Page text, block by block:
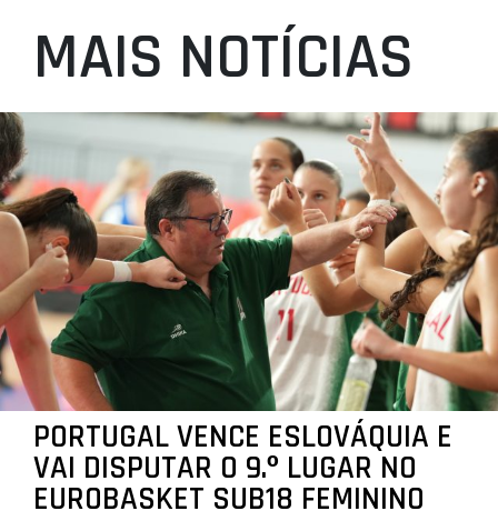
MAIS NOTÍCIAS
PORTUGAL VENCE ESLOVÁQUIA E
VAI DISPUTAR O 9.º LUGAR NO
EUROBASKET SUB18 FEMININO